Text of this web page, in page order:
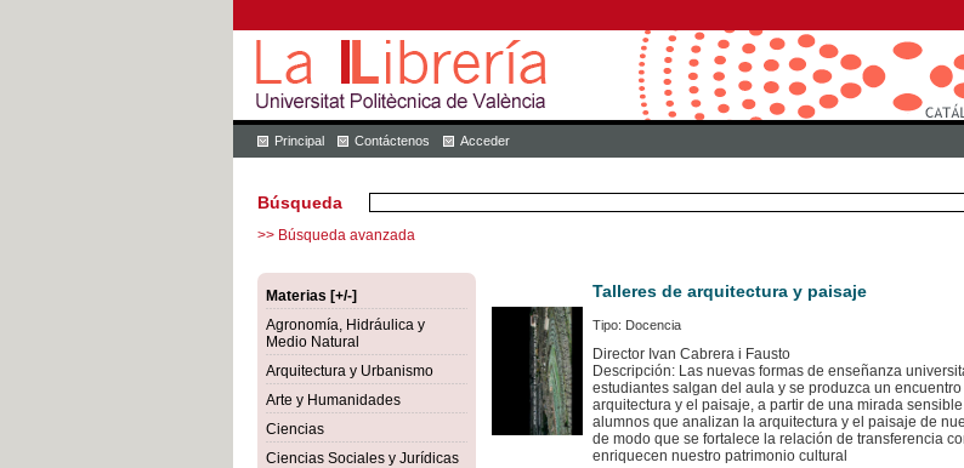
Principal Contáctenos Acceder
Búsqueda
>> Búsqueda avanzada
Materias [+/-]
Agronomía, Hidráulica y
Medio Natural
Arquitectura y Urbanismo
Arte y Humanidades
Ciencias
Ciencias Sociales y Jurídicas
Talleres de arquitectura y paisaje
Tipo: Docencia
Director Ivan Cabrera i Fausto
Descripción: Las nuevas formas de enseñanza
estudiantes salgan del aula y se produzca un
arquitectura y el paisaje, a partir de una mirada
alumnos que analizan la arquitectura y el paisaje de
de modo que se fortalece la relación de transferencia
enriquecen nuestro patrimonio cultural